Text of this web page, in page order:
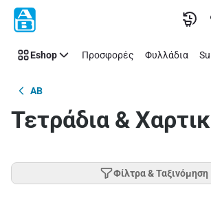
Παράλειψη
Eshop Προσφορές Φυλλάδια
AB
Τετράδια &
Φίλτρα & Ταξινόμηση